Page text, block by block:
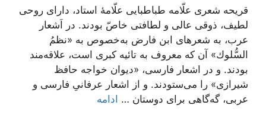
قریحه شعری علّامه طباطبایی علّامۀ استاد، داراى روحی
لطیف، ذوقی عالى و لطافتی خاصّ بودند. در اَشعار
عرب، به شعرهاى‌ ابن فارض‌ به‌خصوص به «نظمُ
السُّلوك» آن‌ كه معروف به‌ تائیه کبرى‌ است، علاقه‌مند
بودند. و در اشعار فارسى، «دیوان خواجه حافظ
شیرازى» را مى‌ستودند. و از اشعار عرفانىِ فارسى و
عربى، گه‌گاهى براى دوستان … ادامه